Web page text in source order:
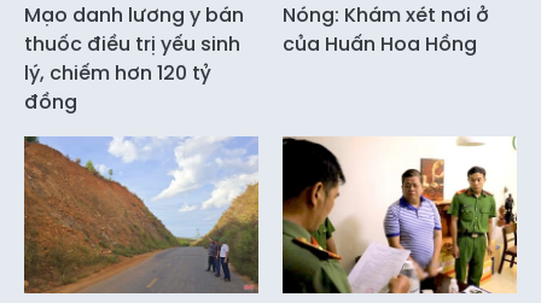
Mạo danh lương y bán
thuốc điều trị yếu sinh
lý, chiếm hơn 120 tỷ
đồng
Nóng: Khám xét nơi ở
của Huấn Hoa Hồng